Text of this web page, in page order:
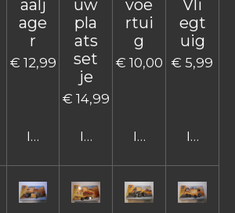
aalj
age
r
€ 12,99
In winkelwagen
uw
pla
ats
set
je
€ 14,99
In winkelwagen
voe
rtui
g
€ 10,00
In
Vli
egt
uig
€ 5,99
In